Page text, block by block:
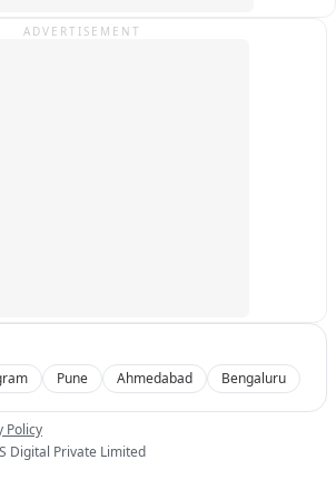
ADVERTISEMENT
Pune Ahmedabad Bengaluru
Policy
Digital Private Limited